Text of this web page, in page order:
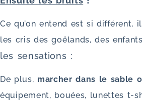
Ce qu’on entend est si différent,
les cris des goëlands, des
les sensations :
De plus, marcher dans le sable
équipement, bouées, lunettes t-